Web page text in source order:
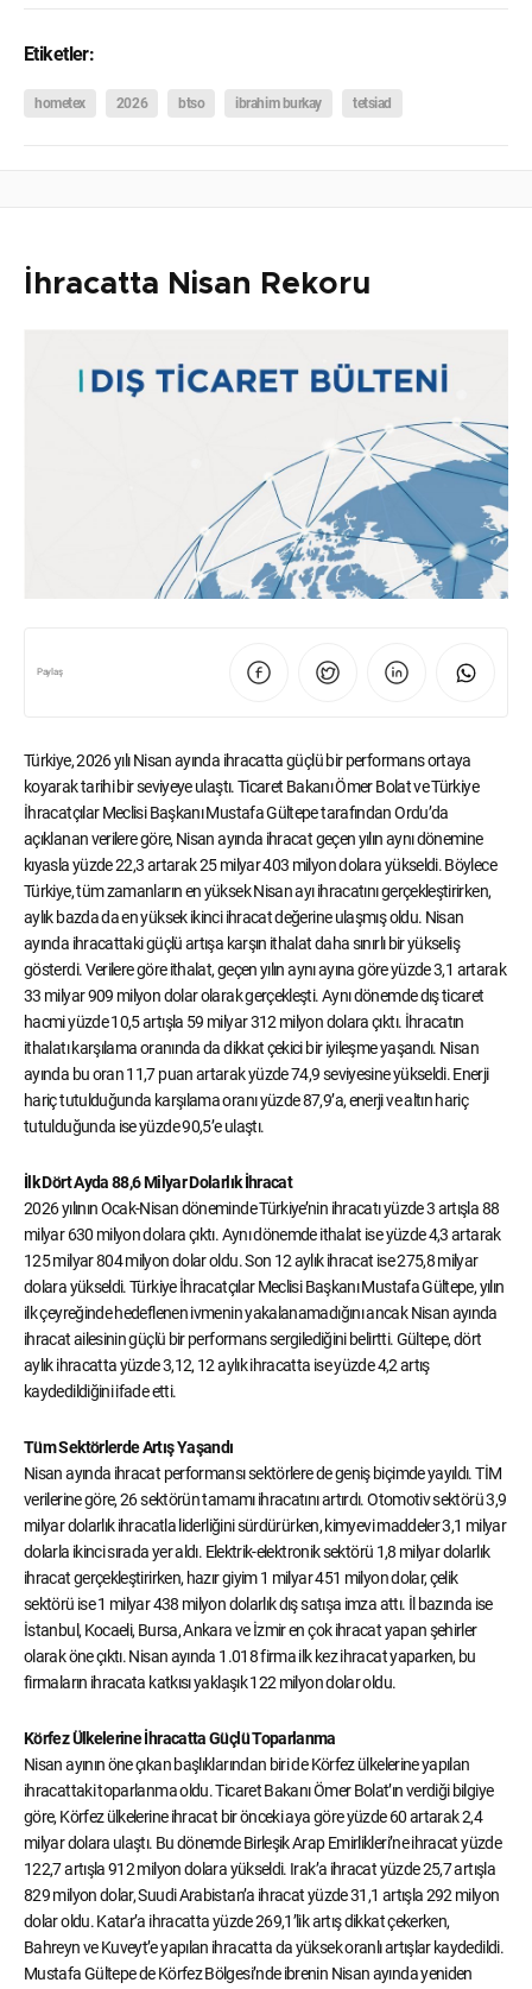
Etiketler:
hometex 2026 btso ibrahim burkay tetsiad
İhracatta Nisan Rekoru
Paylaş
Türkiye, 2026 yılı Nisan ayında ihracatta güçlü bir performans ortaya
koyarak tarihi bir seviyeye ulaştı. Ticaret Bakanı Ömer Bolat ve Türkiye
İhracatçılar Meclisi Başkanı Mustafa Gültepe tarafından Ordu’da
açıklanan verilere göre, Nisan ayında ihracat geçen yılın aynı dönemine
kıyasla yüzde 22,3 artarak 25 milyar 403 milyon dolara yükseldi. Böylece
Türkiye, tüm zamanların en yüksek Nisan ayı ihracatını gerçekleştirirken,
aylık bazda da en yüksek ikinci ihracat değerine ulaşmış oldu. Nisan
ayında ihracattaki güçlü artışa karşın ithalat daha sınırlı bir yükseliş
gösterdi. Verilere göre ithalat, geçen yılın aynı ayına göre yüzde 3,1 artarak
33 milyar 909 milyon dolar olarak gerçekleşti. Aynı dönemde dış ticaret
hacmi yüzde 10,5 artışla 59 milyar 312 milyon dolara çıktı. İhracatın
ithalatı karşılama oranında da dikkat çekici bir iyileşme yaşandı. Nisan
ayında bu oran 11,7 puan artarak yüzde 74,9 seviyesine yükseldi. Enerji
hariç tutulduğunda karşılama oranı yüzde 87,9’a, enerji ve altın hariç
tutulduğunda ise yüzde 90,5’e ulaştı.
İlk Dört Ayda 88,6 Milyar Dolarlık İhracat
2026 yılının Ocak-Nisan döneminde Türkiye’nin ihracatı yüzde 3 artışla 88
milyar 630 milyon dolara çıktı. Aynı dönemde ithalat ise yüzde 4,3 artarak
125 milyar 804 milyon dolar oldu. Son 12 aylık ihracat ise 275,8 milyar
dolara yükseldi. Türkiye İhracatçılar Meclisi Başkanı Mustafa Gültepe, yılın
ilk çeyreğinde hedeflenen ivmenin yakalanamadığını ancak Nisan ayında
ihracat ailesinin güçlü bir performans sergilediğini belirtti. Gültepe, dört
aylık ihracatta yüzde 3,12, 12 aylık ihracatta ise yüzde 4,2 artış
kaydedildiğini ifade etti.
Tüm Sektörlerde Artış Yaşandı
Nisan ayında ihracat performansı sektörlere de geniş biçimde yayıldı. TİM
verilerine göre, 26 sektörün tamamı ihracatını artırdı. Otomotiv sektörü 3,9
milyar dolarlık ihracatla liderliğini sürdürürken, kimyevi maddeler 3,1 milyar
dolarla ikinci sırada yer aldı. Elektrik-elektronik sektörü 1,8 milyar dolarlık
ihracat gerçekleştirirken, hazır giyim 1 milyar 451 milyon dolar, çelik
sektörü ise 1 milyar 438 milyon dolarlık dış satışa imza attı. İl bazında ise
İstanbul, Kocaeli, Bursa, Ankara ve İzmir en çok ihracat yapan şehirler
olarak öne çıktı. Nisan ayında 1.018 firma ilk kez ihracat yaparken, bu
firmaların ihracata katkısı yaklaşık 122 milyon dolar oldu.
Körfez Ülkelerine İhracatta Güçlü Toparlanma
Nisan ayının öne çıkan başlıklarından biri de Körfez ülkelerine yapılan
ihracattaki toparlanma oldu. Ticaret Bakanı Ömer Bolat’ın verdiği bilgiye
göre, Körfez ülkelerine ihracat bir önceki aya göre yüzde 60 artarak 2,4
milyar dolara ulaştı. Bu dönemde Birleşik Arap Emirlikleri’ne ihracat yüzde
122,7 artışla 912 milyon dolara yükseldi. Irak’a ihracat yüzde 25,7 artışla
829 milyon dolar, Suudi Arabistan’a ihracat yüzde 31,1 artışla 292 milyon
dolar oldu. Katar’a ihracatta yüzde 269,1’lik artış dikkat çekerken,
Bahreyn ve Kuveyt’e yapılan ihracatta da yüksek oranlı artışlar kaydedildi.
Mustafa Gültepe de Körfez Bölgesi’nde ibrenin Nisan ayında yeniden